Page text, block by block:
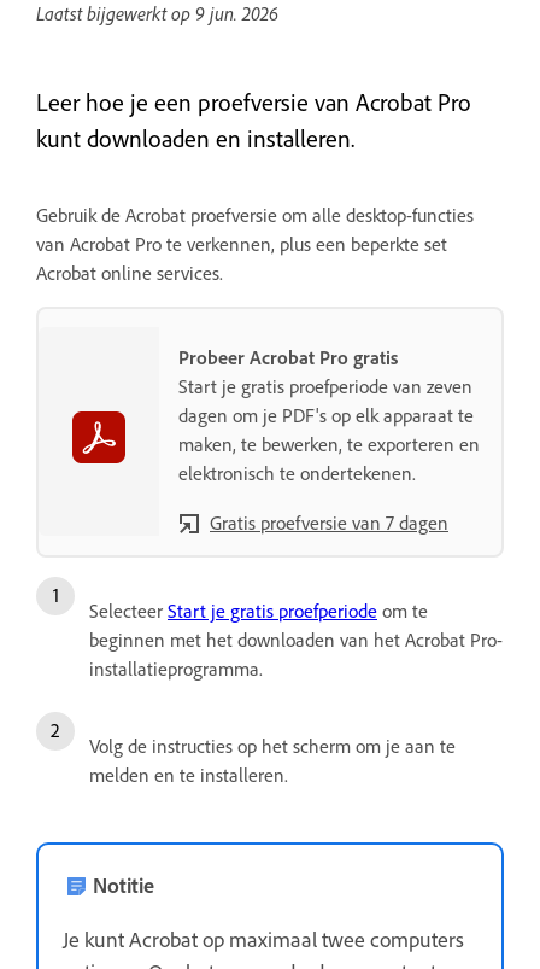
Laatst bijgewerkt op 9 jun. 2026
Leer hoe je een proefversie van Acrobat Pro
kunt downloaden en installeren.
Gebruik de Acrobat proefversie om alle desktop-functies
van Acrobat Pro te verkennen, plus een beperkte set
Acrobat online services.
Probeer Acrobat Pro gratis
Start je gratis proefperiode van zeven
dagen om je PDF's op elk apparaat te
maken, te bewerken, te exporteren en
elektronisch te ondertekenen.
Gratis proefversie van 7 dagen
Selecteer Start je gratis proefperiode om te
beginnen met het downloaden van het Acrobat Pro-
installatieprogramma.
Volg de instructies op het scherm om je aan te
melden en te installeren.
Notitie
Je kunt Acrobat op maximaal twee computers